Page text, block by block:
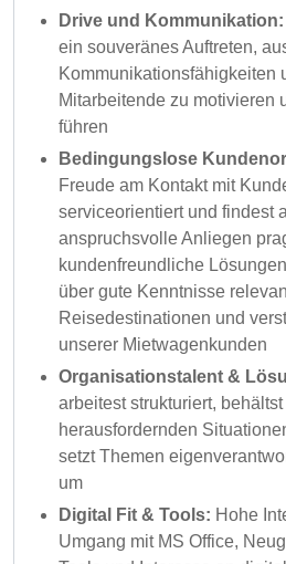
Drive und Kommunikation:
ein souveränes Auftreten,
Kommunikationsfähigkeiten
Mitarbeitende zu motivieren
führen
Bedingungslose
Freude am Kontakt mit
serviceorientiert und findest
anspruchsvolle Anliegen
kundenfreundliche
über gute Kenntnisse
Reisedestinationen und
unserer Mietwagenkunden
Organisationstalent &
arbeitest strukturiert,
herausfordernden
setzt Themen
um
Digital Fit & Tools: Hohe
Umgang mit MS Office,